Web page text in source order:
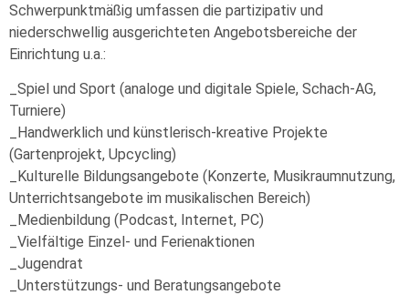
Schwerpunktmäßig umfassen die partizipativ und
niederschwellig ausgerichteten Angebotsbereiche der
Einrichtung u.a.:
_Spiel und Sport (analoge und digitale Spiele, Schach-AG,
Turniere)
_Handwerklich und künstlerisch-kreative Projekte
(Gartenprojekt, Upcycling)
_Kulturelle Bildungsangebote (Konzerte, Musikraumnutzung,
Unterrichtsangebote im musikalischen Bereich)
_Medienbildung (Podcast, Internet, PC)
_Vielfältige Einzel- und Ferienaktionen
_Jugendrat
_Unterstützungs- und Beratungsangebote